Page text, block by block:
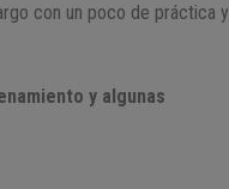
con un poco de práctica y
y algunas